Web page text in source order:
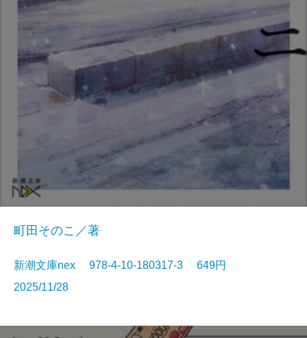
町田そのこ／著
新潮文庫nex 978-4-10-180317-3 649円
2025/11/28